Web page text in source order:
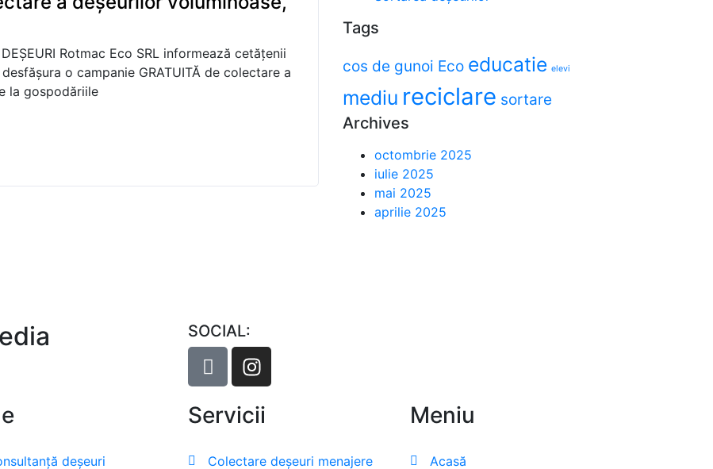
Rotmac Eco SRL informează cetățenii
o campanie GRATUITĂ de colectare a
la gospodăriile
Tags
cos de gunoi Eco educatie elevi
mediu reciclare sortare
Archives
octombrie 2025
iulie 2025
mai 2025
aprilie 2025
SOCIAL:
deșeuri
Servicii
Colectare deșeuri menajere
Meniu
Acasă